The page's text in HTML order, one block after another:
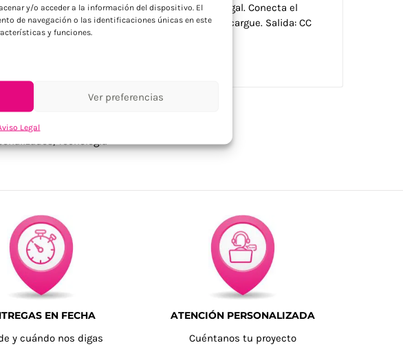
y/o acceder a la información del dispositivo. El
de navegación o las identificaciones únicas en este
y funciones.
Ver preferencias
Legal
aluminio reciclado con detalle superior de nogal. Conecta el
coloca el smartphone sobre él y deja que se cargue. Salida: CC
,Tecnología
EN FECHA
y cuándo nos digas
ATENCIÓN PERSONALIZADA
Cuéntanos tu proyecto